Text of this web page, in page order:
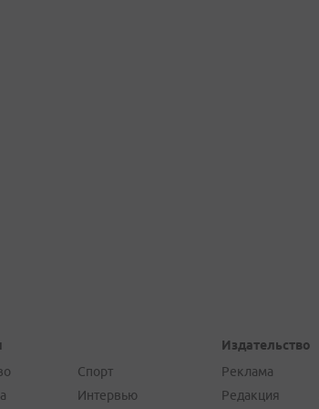
Спорт
Интервью
Издательство
Реклама
Редакция